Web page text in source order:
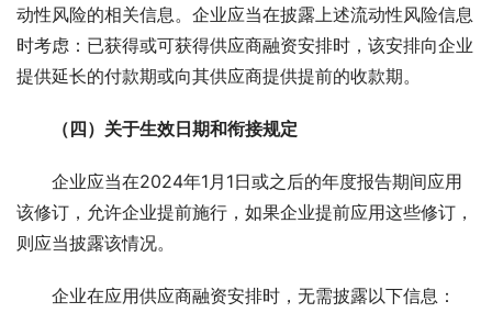
动性风险的相关信息。企业应当在披露上述流动性风险信息
时考虑：已获得或可获得供应商融资安排时，该安排向企业
提供延长的付款期或向其供应商提供提前的收款期。
（四）关于生效日期和衔接规定
企业应当在2024年1月1日或之后的年度报告期间应用
该修订，允许企业提前施行，如果企业提前应用这些修订，
则应当披露该情况。
企业在应用供应商融资安排时，无需披露以下信息：